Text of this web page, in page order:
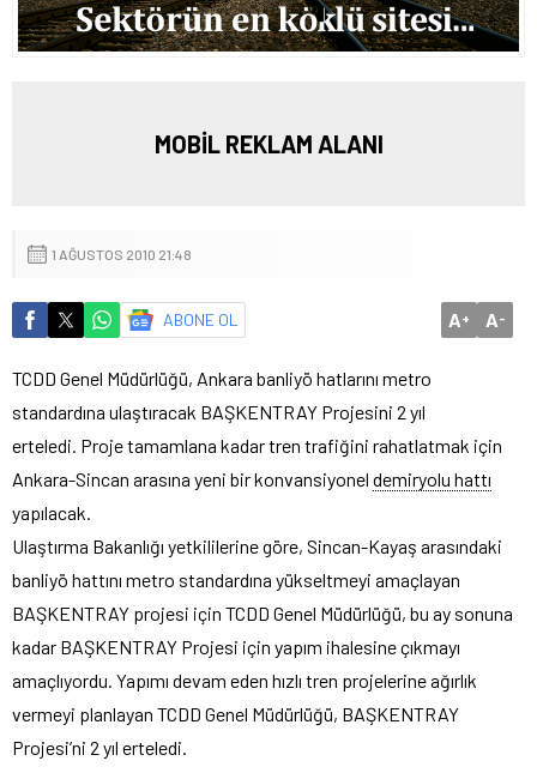
MOBİL REKLAM ALANI
1 AĞUSTOS 2010 21:48
ABONE OL A+ A-
TCDD Genel Müdürlüğü, Ankara banliyö hatlarını metro
standardına ulaştıracak BAŞKENTRAY Projesini 2 yıl
erteledi. Proje tamamlana kadar tren trafiğini rahatlatmak için
Ankara-Sincan arasına yeni bir konvansiyonel demiryolu hattı
yapılacak.
Ulaştırma Bakanlığı yetkililerine göre, Sincan-Kayaş arasındaki
banliyö hattını metro standardına yükseltmeyi amaçlayan
BAŞKENTRAY projesi için TCDD Genel Müdürlüğü, bu ay sonuna
kadar BAŞKENTRAY Projesi için yapım ihalesine çıkmayı
amaçlıyordu. Yapımı devam eden hızlı tren projelerine ağırlık
vermeyi planlayan TCDD Genel Müdürlüğü, BAŞKENTRAY
Projesi’ni 2 yıl erteledi.